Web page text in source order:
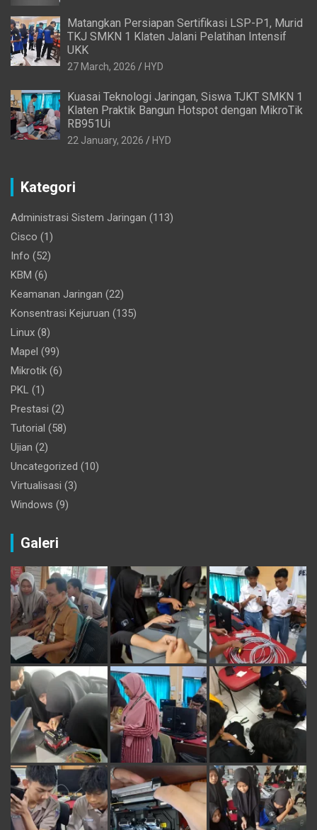
Matangkan Persiapan Sertifikasi LSP-P1, Murid
TKJ SMKN 1 Klaten Jalani Pelatihan Intensif
UKK
27 March, 2026 HYD
Kuasai Teknologi Jaringan, Siswa TJKT SMKN 1
Klaten Praktik Bangun Hotspot dengan MikroTik
RB951Ui
22 January, 2026 HYD
Kategori
Administrasi Sistem Jaringan (113)
Cisco (1)
Info (52)
KBM (6)
Keamanan Jaringan (22)
Konsentrasi Kejuruan (135)
Linux (8)
Mapel (99)
Mikrotik (6)
PKL (1)
Prestasi (2)
Tutorial (58)
Ujian (2)
Uncategorized (10)
Virtualisasi (3)
Windows (9)
Galeri